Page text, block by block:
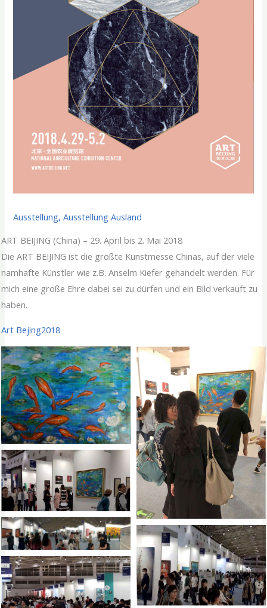
Ausstellung,Ausstellung Ausland
ART BEIJING (China) – 29. April bis 2. Mai 2018
Die ART BEIJING ist die größte Kunstmesse Chinas, auf der viele
namhafte Künstler wie z.B. Anselm Kiefer gehandelt werden. Für
mich eine große Ehre dabei sei zu dürfen und ein Bild verkauft zu
haben.
Art Bejing2018